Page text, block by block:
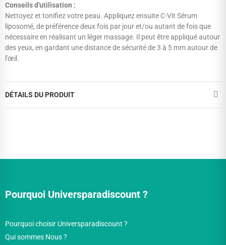
Conseils d'utilisation :
Nettoyez et tonifiez votre peau. Appliquez ensuite C-Vit Sérum
liposomé, de préférence deux fois par jour et/ou autant de fois que
nécessaire en réalisant un léger massage. Il peut être appliqué autour
des yeux, en gardant une distance de sécurité de 3 à 5 mm autour de
l'œil.
DÉTAILS DU PRODUIT
Pourquoi Universparadiscount ?
Pourquoi choisir Universparadiscount ?
Qui sommes Nous ?